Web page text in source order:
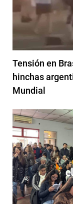
Tensión en
hinchas
Mundial